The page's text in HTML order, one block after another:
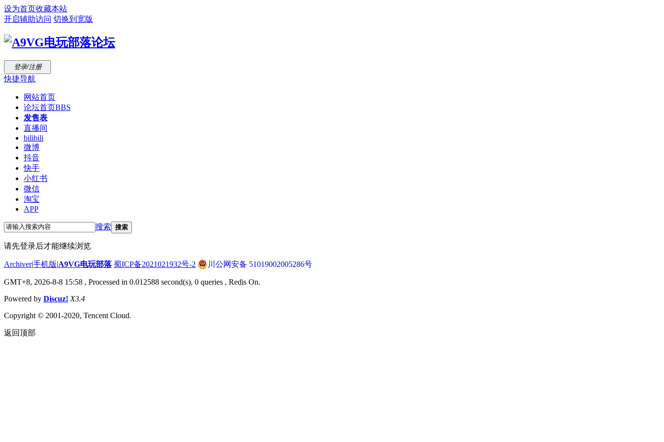
设为首页收藏本站
开启辅助访问 切换到宽版
登录/注册
快捷导航
网站首页
论坛首页BBS
发售表
直播间
bilibili
微博
抖音
快手
小红书
微信
淘宝
APP
搜索 搜索
请先登录后才能继续浏览
Archiver|手机版|A9VG电玩部落 蜀ICP备2021021932号-2 川公网安备 51019002005286号
GMT+8, 2026-8-8 15:58 , Processed in 0.012588 second(s), 0 queries , Redis On.
Powered by Discuz! X3.4
Copyright © 2001-2020, Tencent Cloud.
返回顶部